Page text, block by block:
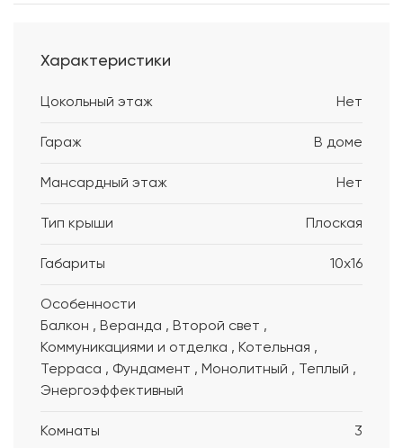
Характеристики
Цокольный этаж Нет
Гараж В доме
Мансардный этаж Нет
Тип крыши Плоская
Габариты 10x16
Особенности
Балкон , Веранда , Второй свет ,
Коммуникациями и отделка , Котельная ,
Терраса , Фундамент , Монолитный , Теплый ,
Энергоэффективный
Комнаты 3